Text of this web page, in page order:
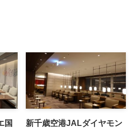
国
新千歳空港JALダイヤモン